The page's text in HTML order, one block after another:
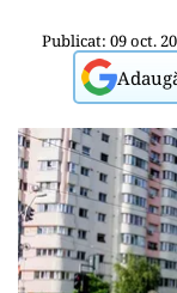
Publicat: 09 oct.